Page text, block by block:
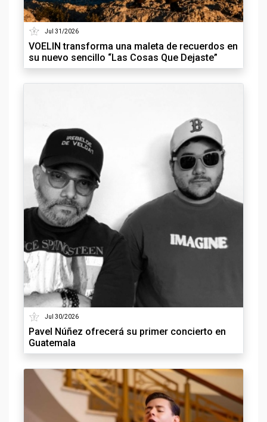
Jul 31/2026
VOELIN transforma una maleta de recuerdos en
su nuevo sencillo “Las Cosas Que Dejaste”
Jul 30/2026
Pavel Núñez ofrecerá su primer concierto en
Guatemala